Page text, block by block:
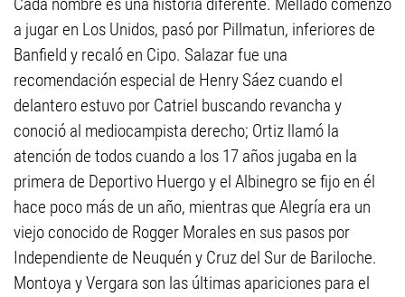
a jugar en Los Unidos, pasó por Pillmatun, inferiores de
Banfield y recaló en Cipo. Salazar fue una
recomendación especial de Henry Sáez cuando el
delantero estuvo por Catriel buscando revancha y
conoció al mediocampista derecho; Ortiz llamó la
atención de todos cuando a los 17 años jugaba en la
primera de Deportivo Huergo y el Albinegro se fijo en él
hace poco más de un año, mientras que Alegría era un
viejo conocido de Rogger Morales en sus pasos por
Independiente de Neuquén y Cruz del Sur de Bariloche.
Montoya y Vergara son las últimas apariciones para el